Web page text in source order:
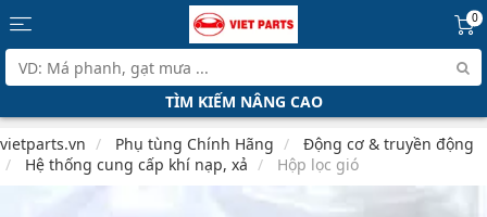
0
TÌM KIẾM NÂNG CAO
vietparts.vn Phụ tùng Chính Hãng
Động cơ & truyền động
Hệ thống cung cấp khí nạp, xả
Hộp lọc gió